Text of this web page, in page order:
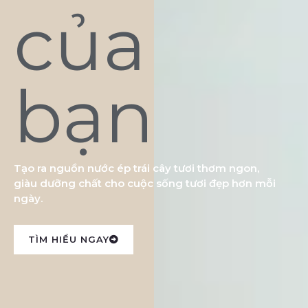
của
bạn
Tạo ra nguồn nước ép trái cây tươi thơm ngon,
giàu dưỡng chất cho cuộc sống tươi đẹp hơn mỗi
ngày.
TÌM HIỂU NGAY